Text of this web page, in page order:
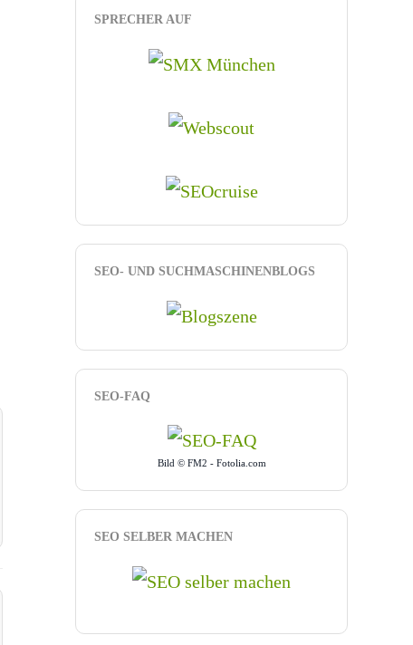
SPRECHER AUF
SEO- UND SUCHMASCHINENBLOGS
SEO-FAQ
Bild © FM2 - Fotolia.com
SEO SELBER MACHEN